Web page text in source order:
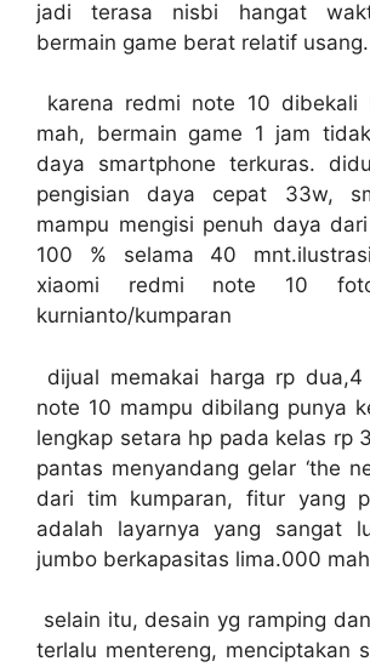
jadi terasa nisbi hangat
bermain game berat relatif usang.
karena redmi note 10 dibekali
mah, bermain game 1 jam
daya smartphone terkuras.
pengisian daya cepat 33w,
mampu mengisi penuh daya
100 % selama 40
xiaomi redmi note 10
kurnianto/kumparan
dijual memakai harga rp
note 10 mampu dibilang punya
lengkap setara hp pada kelas rp
pantas menyandang gelar ‘the
dari tim kumparan, fitur yang
adalah layarnya yang sangat
jumbo berkapasitas lima.000
selain itu, desain yg ramping
terlalu mentereng, menciptakan